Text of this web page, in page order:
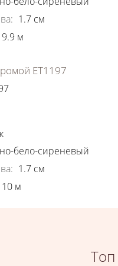
: 1.7 см
9.9 м
ЕТ1197
бело-сиреневый
: 1.7 см
10 м
Топ